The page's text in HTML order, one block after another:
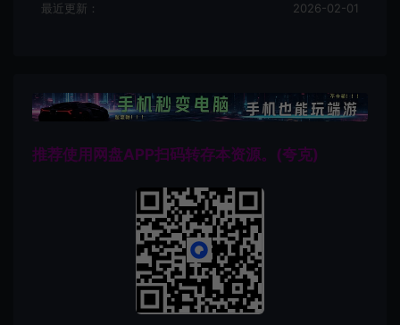
最近更新： 2026-02-01
推荐使用网盘APP扫码转存本资源。(夸克)